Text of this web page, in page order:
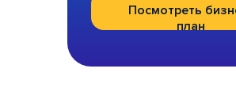
Посмотреть
план